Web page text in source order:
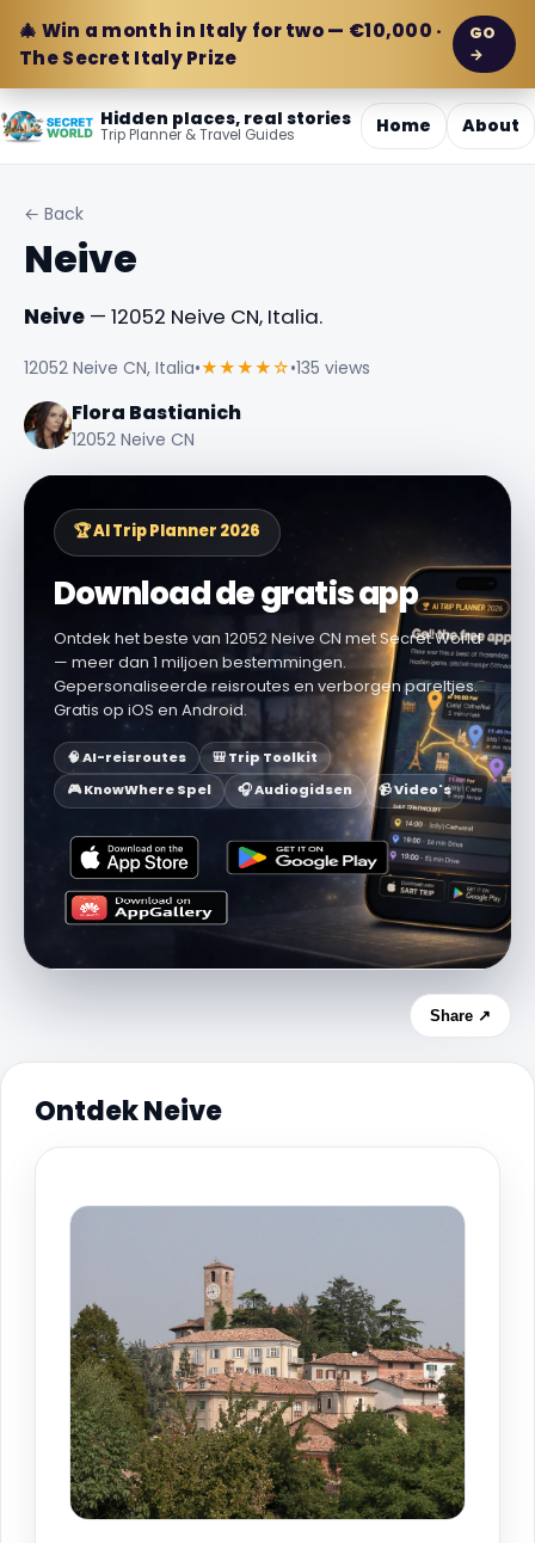
🎄 Win a month in Italy for two — €10,000 ·
The Secret Italy Prize
GO
→
Hidden places, real stories
Trip Planner & Travel Guides Home About
← Back
Neive
Neive — 12052 Neive CN, Italia.
12052 Neive CN, Italia•★★★★☆•135 views
Flora Bastianich
12052 Neive CN
🏆 AI Trip Planner 2026
Download de gratis app
Ontdek het beste van 12052 Neive CN met Secret World
— meer dan 1 miljoen bestemmingen.
Gepersonaliseerde reisroutes en verborgen pareltjes.
Gratis op iOS en Android.
🧠 AI-reisroutes
🎒 Trip Toolkit
🎮 KnowWhere Spel
🎧 Audiogidsen 📹 Video's
Share ↗
Ontdek Neive